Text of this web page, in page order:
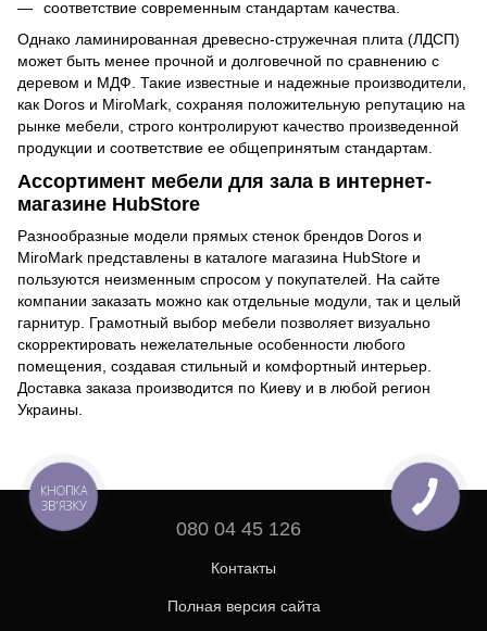
соответствие современным стандартам качества.
Однако ламинированная древесно-стружечная плита (ЛДСП)
может быть менее прочной и долговечной по сравнению с
деревом и МДФ. Такие известные и надежные производители,
как Doros и MiroMark, сохраняя положительную репутацию на
рынке мебели, строго контролируют качество произведенной
продукции и соответствие ее общепринятым стандартам.
Ассортимент мебели для зала в интернет-
магазине HubStore
Разнообразные модели прямых стенок брендов Doros и
MiroMark представлены в каталоге магазина HubStore и
пользуются неизменным спросом у покупателей. На сайте
компании заказать можно как отдельные модули, так и целый
гарнитур. Грамотный выбор мебели позволяет визуально
скорректировать нежелательные особенности любого
помещения, создавая стильный и комфортный интерьер.
Доставка заказа производится по Киеву и в любой регион
Украины.
080 04 45 126
Контакты
Полная версия сайта
КНОПКА
ЗВ'ЯЗКУ